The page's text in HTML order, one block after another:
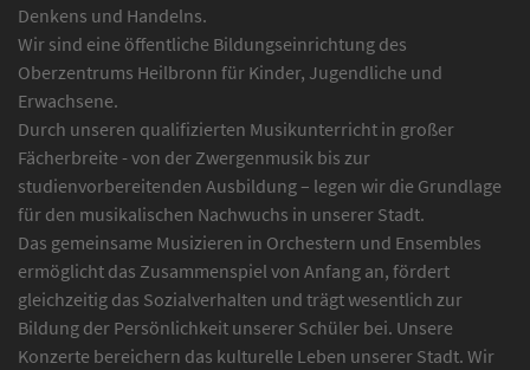
Denkens und Handelns.
Wir sind eine öffentliche Bildungseinrichtung des
Oberzentrums Heilbronn für Kinder, Jugendliche und
Erwachsene.
Durch unseren qualifizierten Musikunterricht in großer
Fächerbreite - von der Zwergenmusik bis zur
studienvorbereitenden Ausbildung – legen wir die Grundlage
für den musikalischen Nachwuchs in unserer Stadt.
Das gemeinsame Musizieren in Orchestern und Ensembles
ermöglicht das Zusammenspiel von Anfang an, fördert
gleichzeitig das Sozialverhalten und trägt wesentlich zur
Bildung der Persönlichkeit unserer Schüler bei. Unsere
Konzerte bereichern das kulturelle Leben unserer Stadt. Wir